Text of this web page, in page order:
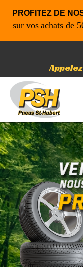
PROFITEZ DE
achats de 500$